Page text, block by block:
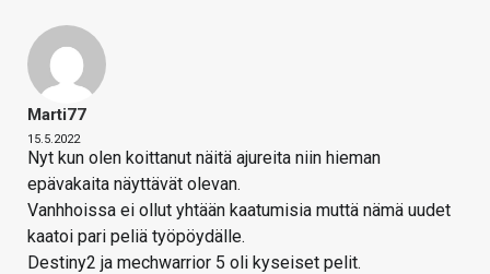
Marti77
15.5.2022
Nyt kun olen koittanut näitä ajureita niin hieman
epävakaita näyttävät olevan.
Vanhhoissa ei ollut yhtään kaatumisia muttä nämä uudet
kaatoi pari peliä työpöydälle.
Destiny2 ja mechwarrior 5 oli kyseiset pelit.